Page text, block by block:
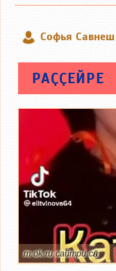
Софья Савнеш
РАҪҪЕЙРЕ
m.ok.ru сайтри сӑн